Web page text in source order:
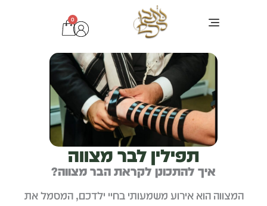
0
עגלת
קניות
תפילין לבר מצווה
איך להתכונן לקראת הבר מצווה?
המצווה הוא אירוע משמעותי בחיי ילדכם, המסמל את